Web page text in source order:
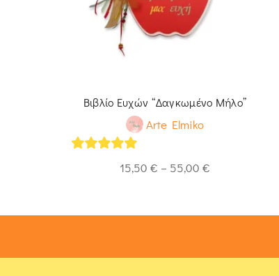
Βιβλίο Ευχών “Δαγκωμένο Μήλο”
Arte Elmiko
15,50 € – 55,00 €